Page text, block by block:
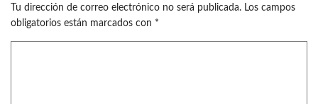
Tu dirección de correo electrónico no será publicada. Los campos
obligatorios están marcados con *